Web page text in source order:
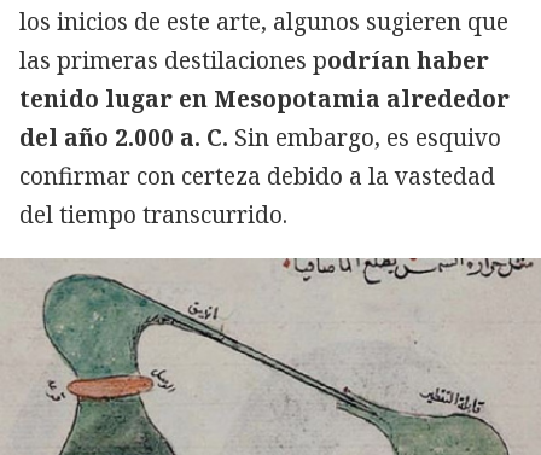
los inicios de este arte, algunos sugieren que
las primeras destilaciones podrían haber
tenido lugar en Mesopotamia alrededor
del año 2.000 a. C. Sin embargo, es esquivo
confirmar con certeza debido a la vastedad
del tiempo transcurrido.